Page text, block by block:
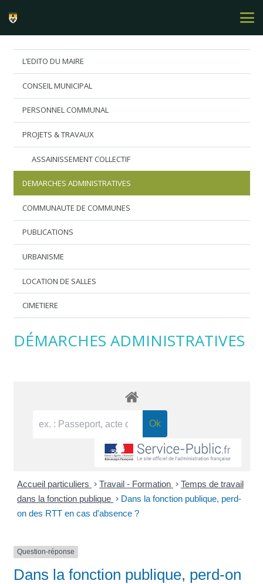
L’EDITO DU MAIRE
CONSEIL MUNICIPAL
PERSONNEL COMMUNAL
PROJETS & TRAVAUX
ASSAINISSEMENT COLLECTIF
DEMARCHES ADMINISTRATIVES
COMMUNAUTE DE COMMUNES
PUBLICATIONS
URBANISME
LOCATION DE SALLES
CIMETIERE
DÉMARCHES ADMINISTRATIVES
Accueil particuliers > Travail - Formation > Temps de travail
dans la fonction publique > Dans la fonction publique, perd-
on des RTT en cas d'absence ?
Question-réponse
Dans la fonction publique, perd-on